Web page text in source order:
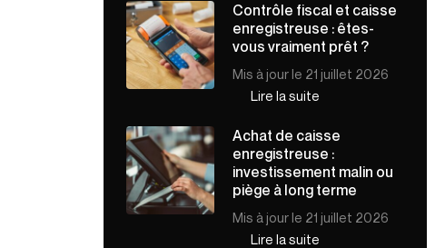
Contrôle fiscal et caisse
enregistreuse : êtes-
vous vraiment prêt ?
Mis à jour le 21 juillet 2026
Lire la suite
Achat de caisse
enregistreuse :
investissement malin ou
piège à long terme
Mis à jour le 21 juillet 2026
Lire la suite